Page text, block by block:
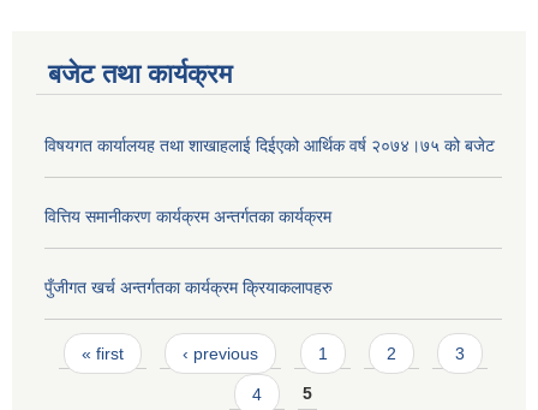
बजेट तथा कार्यक्रम
विषयगत कार्यालयह तथा शाखाहलाई दिईएको आर्थिक वर्ष २०७४।७५ को बजेट
वित्तिय समानीकरण कार्यक्रम अन्तर्गतका कार्यक्रम
पुँजीगत खर्च अन्तर्गतका कार्यक्रम क्रियाकलापहरु
Pages
« first ‹ previous 1 2 3
4 5